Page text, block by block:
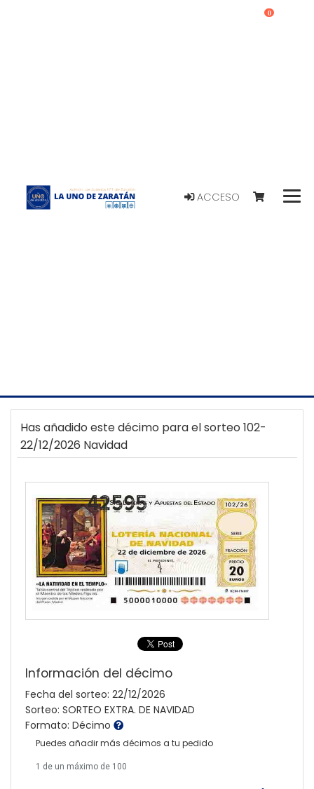
ACCESO
0
Has añadido este décimo para el sorteo 102-
22/12/2026 Navidad
Información del décimo
Fecha del sorteo: 22/12/2026
Sorteo: SORTEO EXTRA. DE NAVIDAD
Formato: Décimo
Puedes añadir más décimos a tu pedido
1 de un máximo de 100